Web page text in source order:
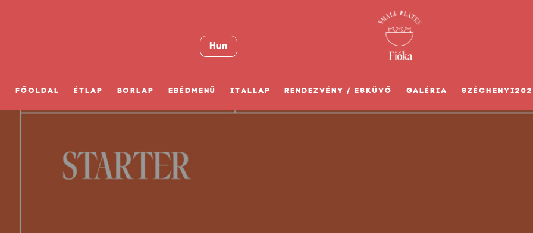
Hun
FŐOLDAL ÉTLAP BORLAP EBÉDMENÜ ITALLAP RENDEZVÉNY / ESKÜVŐ GALÉRIA